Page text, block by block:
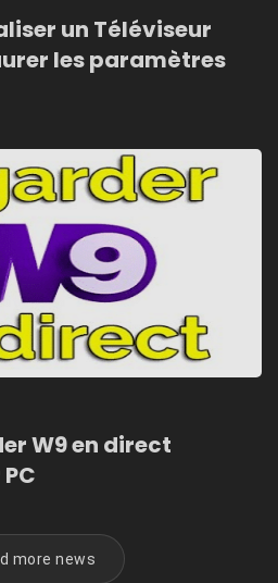
un Téléviseur
les paramètres
W9 en direct
more news